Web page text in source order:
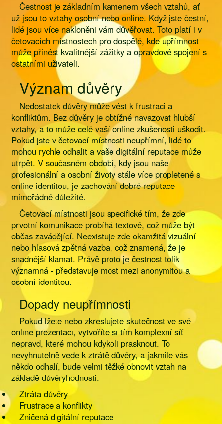
Čestnost je základním kamenem všech vztahů, ať
už jsou to vztahy osobní nebo online. Když jste čestní,
lidé jsou více nakloněni vám důvěřovat. Toto platí i v
četovacích místnostech pro dospělé, kde upřímnost
může přinést kvalitnější zážitky a opravdové spojení s
ostatními uživateli.
Význam důvěry
Nedostatek důvěry může vést k frustraci a
konfliktům. Bez důvěry je obtížné navazovat hlubší
vztahy, a to může celé vaší online zkušenosti uškodit.
Pokud jste v četovací místnosti neupřímní, lidé to
mohou rychle odhalit a vaše digitální reputace může
utrpět. V současném období, kdy jsou naše
profesionální a osobní životy stále více propletené s
online identitou, je zachování dobré reputace
mimořádně důležité.
Četovací místnosti jsou specifické tím, že zde
prvotní komunikace probíhá textově, což může být
občas zavádějící. Neexistuje zde okamžitá vizuální
nebo hlasová zpětná vazba, což znamená, že je
snadnější klamat. Právě proto je čestnost tolik
významná - představuje most mezi anonymitou a
osobní identitou.
Dopady neupřímnosti
Pokud lžete nebo zkreslujete skutečnost ve své
online prezentaci, vytvoříte si tím komplexní síť
nepravd, které mohou kdykoli prasknout. To
nevyhnutelně vede k ztrátě důvěry, a jakmile vás
někdo odhalí, bude velmi těžké obnovit vztah na
základě důvěryhodnosti.
Ztráta důvěry
Frustrace a konflikty
Zničená digitální reputace